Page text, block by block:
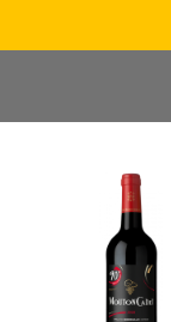
principal